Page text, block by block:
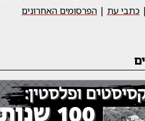
|כתבי עת |הפרסומים האחרונים